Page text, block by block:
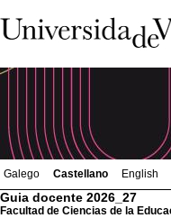
Galego Castellano English
Guia docente 2026_27
Facultad de Ciencias de la